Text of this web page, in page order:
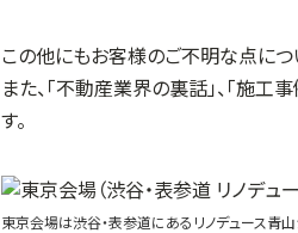
この他にもお客様のご不明な点につ
また、「不動産業界の裏話」、「施
す。
東京会場は渋谷・表参道にあるリノデュース青